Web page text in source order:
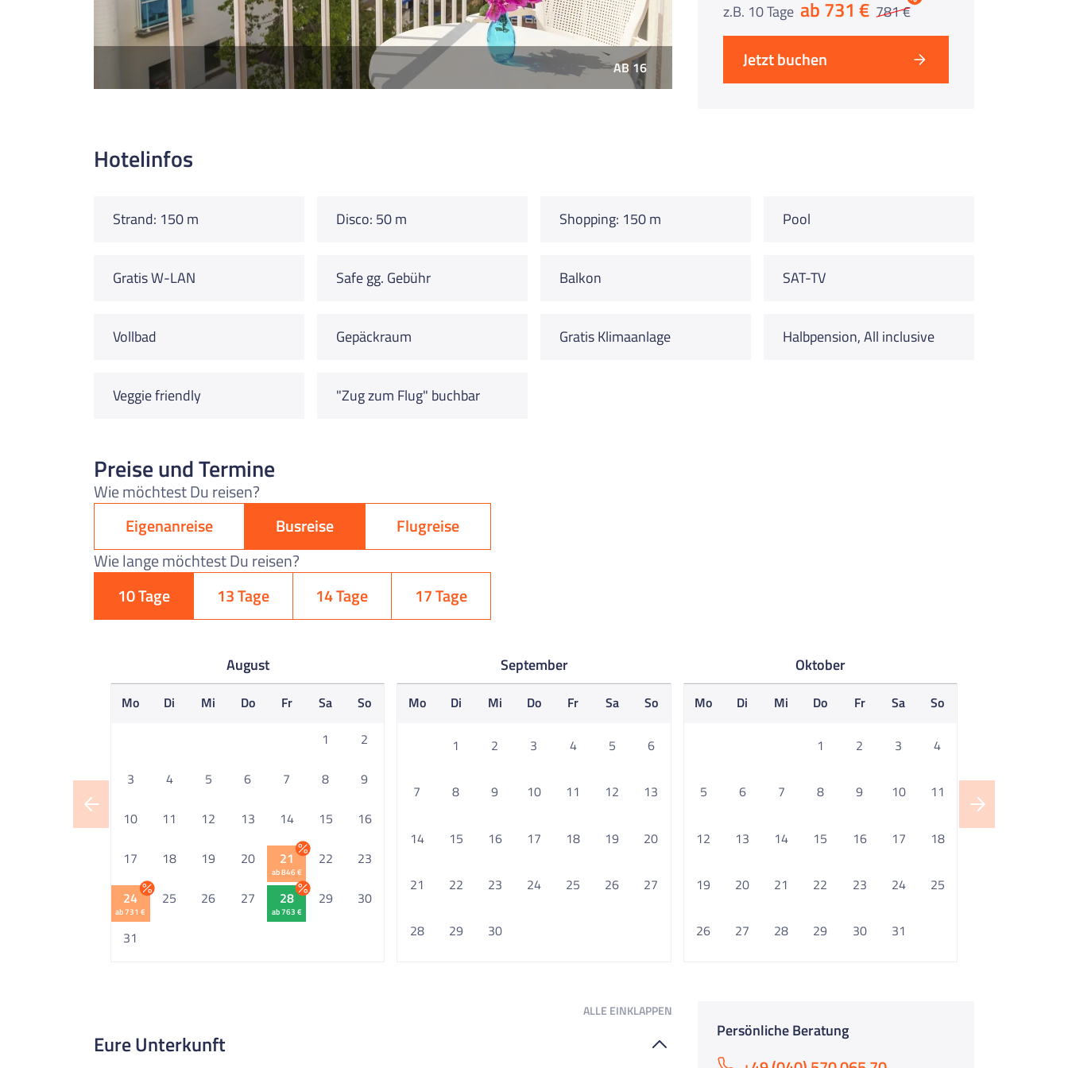
AB 16
z.B. 10 Tage ab 731 € 781 €
Jetzt buchen
Hotelinfos
Strand: 150 m Disco: 50 m Shopping: 150 m Pool
Gratis W-LAN Safe gg. Gebühr Balkon SAT-TV
Vollbad Gepäckraum Gratis Klimaanlage Halbpension, All inclusive
Veggie friendly "Zug zum Flug" buchbar
Preise und Termine
Wie möchtest Du reisen?
Eigenanreise
Busreise
Flugreise
Wie lange möchtest Du reisen?
10 Tage
13 Tage 14 Tage 17 Tage
August
Mo Di Mi Do Fr Sa
So
1
2
3 4 5 6 7 8 9
10 11 12 13 14 15 16
17 18 19 20 21
ab 846 €
22 23
24
ab 731 €
25 26 27 28
ab 763 €
29 30
31
September
Mo Di Mi Do Fr Sa So
1 2 3 4 5 6
7 8 9 10 11 12 13
14 15 16 17 18 19 20
21 22 23 24 25 26 27
28 29 30
Oktober
Mo Di Mi Do Fr Sa So
1 2 3 4
5 6 7 8 9 10 11
12 13 14 15 16 17 18
19 20 21 22 23 24 25
26 27 28 29 30 31
ALLE EINKLAPPEN
Eure Unterkunft Persönliche Beratung